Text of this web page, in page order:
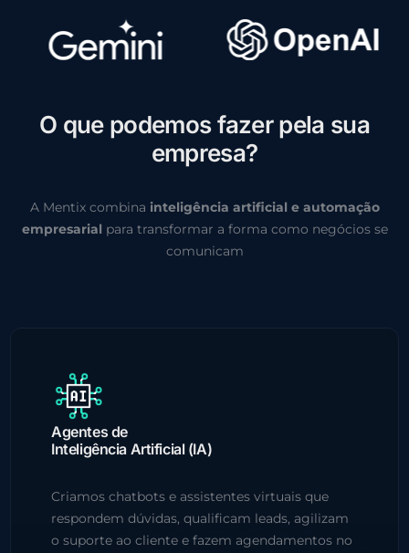
O que podemos fazer pela sua
empresa?
A Mentix combina inteligência artificial e automação
empresarial para transformar a forma como negócios se
comunicam
Agentes de
Inteligência Artificial (IA)
Criamos chatbots e assistentes virtuais que
respondem dúvidas, qualificam leads, agilizam
o suporte ao cliente e fazem agendamentos no